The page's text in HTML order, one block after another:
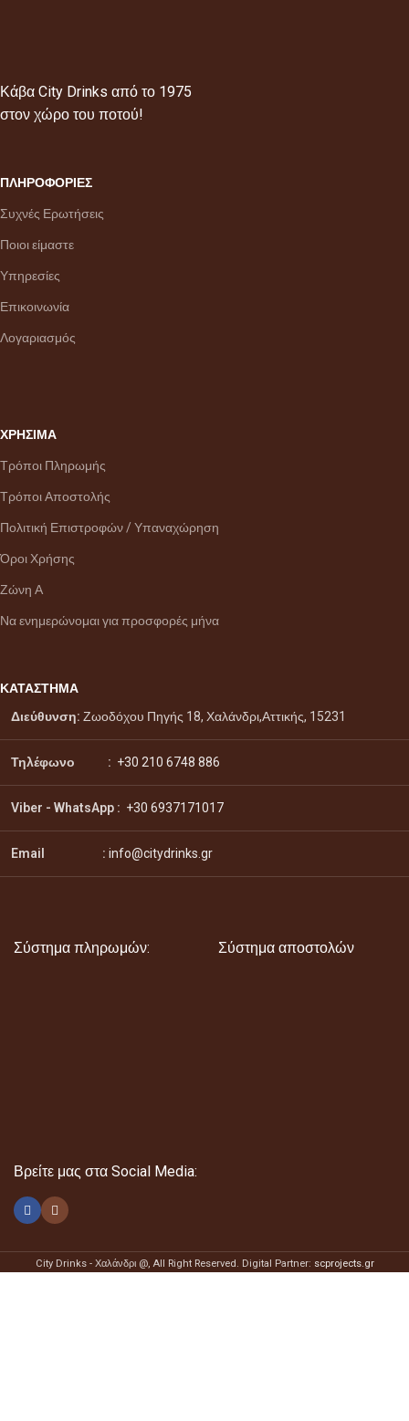
Κάβα City Drinks από το 1975
στον χώρο του ποτού!
ΠΛΗΡΟΦΟΡΙΕΣ
Συχνές Ερωτήσεις
Ποιοι είμαστε
Υπηρεσίες
Επικοινωνία
Λογαριασμός
ΧΡΗΣΙΜΑ
Τρόποι Πληρωμής
Τρόποι Αποστολής
Πολιτική Επιστροφών / Υπαναχώρηση
Όροι Χρήσης
Ζώνη Α
Να ενημερώνομαι για προσφορές μήνα
ΚΑΤΑΣΤΗΜΑ
Διεύθυνση: Ζωοδόχου Πηγής 18, Χαλάνδρι,Αττικής, 15231
Τηλέφωνο : +30 210 6748 886
Viber - WhatsApp : +30 6937171017
Email : info@citydrinks.gr
Σύστημα πληρωμών: Σύστημα αποστολών
Βρείτε μας στα Social Media:
City Drinks - Χαλάνδρι @, All Right Reserved. Digital Partner: scprojects.gr